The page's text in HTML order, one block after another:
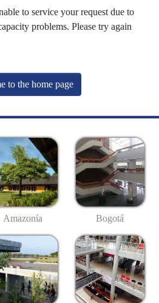
to service your request due to
problems. Please try again
to the home page
Amazonía Bogotá